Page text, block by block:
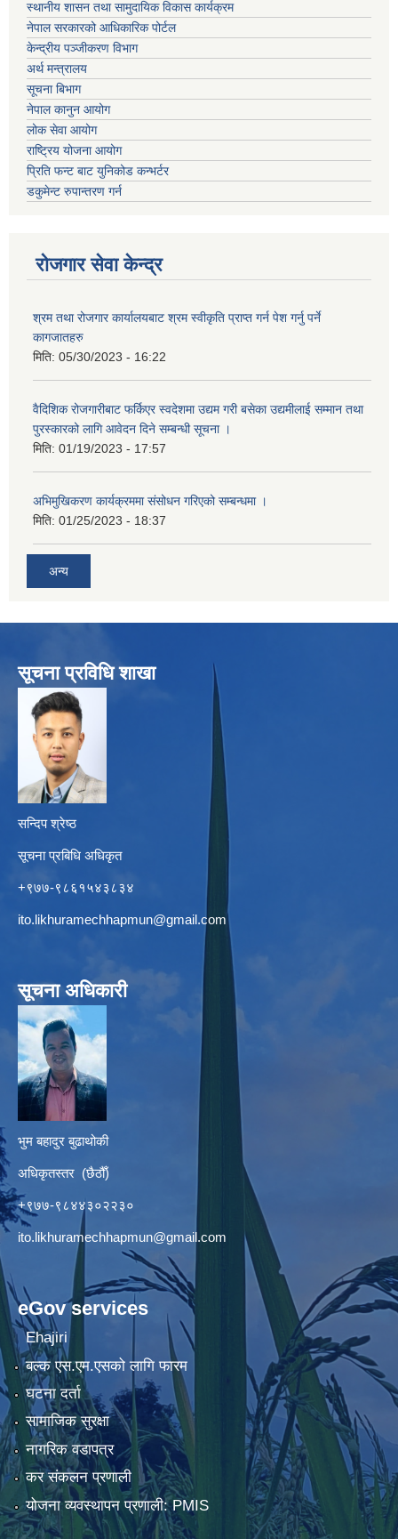
स्थानीय शासन तथा सामुदायिक विकास कार्यक्रम
नेपाल सरकारको आधिकारिक पोर्टल
केन्द्रीय पञ्जीकरण विभाग
अर्थ मन्त्रालय
सूचना बिभाग
नेपाल कानुन आयोग
लोक सेवा आयोग
राष्ट्रिय योजना आयोग
प्रिति फन्ट बाट युनिकोड कन्भर्टर
डकुमेन्ट रुपान्तरण गर्न
रोजगार सेवा केन्द्र
श्रम तथा रोजगार कार्यालयबाट श्रम स्वीकृति प्राप्त गर्न पेश गर्नु पर्ने
कागजातहरु
मिति: 05/30/2023 - 16:22
वैदिशिक रोजगारीबाट फर्किएर स्वदेशमा उद्यम गरी बसेका उद्यमीलाई सम्मान तथा
पुरस्कारको लागि आवेदन दिने सम्बन्धी सूचना ।
मिति: 01/19/2023 - 17:57
अभिमुखिकरण कार्यक्रममा संसोधन गरिएको सम्बन्धमा ।
मिति: 01/25/2023 - 18:37
अन्य
सूचना प्रविधि शाखा
सन्दिप श्रेष्ठ
सूचना प्रबिधि अधिकृत
+९७७-९८६१५४३८३४
ito.likhuramechhapmun@gmail.com
सूचना अधिकारी
भुम बहादुर बुढाथोकी
अधिकृतस्तर (छैठौँ)
+९७७-९८४४३०२२३०
ito.likhuramechhapmun@gmail.com
eGov services
Ehajiri
बल्क एस.एम.एसको लागि फारम
घटना दर्ता
सामाजिक सुरक्षा
नागरिक वडापत्र
कर संकलन प्रणाली
योजना व्यवस्थापन प्रणाली: PMIS